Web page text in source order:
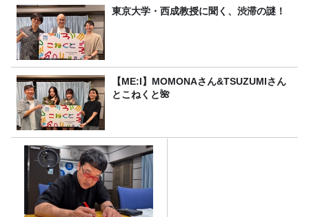
東京大学・西成教授に聞く、渋滞の謎！
【ME:I】MOMONAさん&TSUZUMIさん
とこねくと🌺